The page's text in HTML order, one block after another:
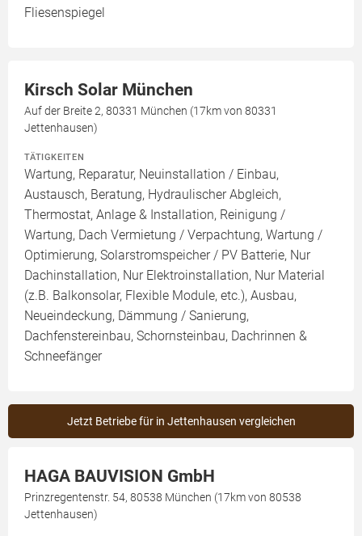
Fliesenspiegel
Kirsch Solar München
Auf der Breite 2, 80331 München (17km von 80331
Jettenhausen)
TÄTIGKEITEN
Wartung, Reparatur, Neuinstallation / Einbau,
Austausch, Beratung, Hydraulischer Abgleich,
Thermostat, Anlage & Installation, Reinigung /
Wartung, Dach Vermietung / Verpachtung, Wartung /
Optimierung, Solarstromspeicher / PV Batterie, Nur
Dachinstallation, Nur Elektroinstallation, Nur Material
(z.B. Balkonsolar, Flexible Module, etc.), Ausbau,
Neueindeckung, Dämmung / Sanierung,
Dachfenstereinbau, Schornsteinbau, Dachrinnen &
Schneefänger
Jetzt Betriebe für in Jettenhausen vergleichen
HAGA BAUVISION GmbH
Prinzregentenstr. 54, 80538 München (17km von 80538
Jettenhausen)